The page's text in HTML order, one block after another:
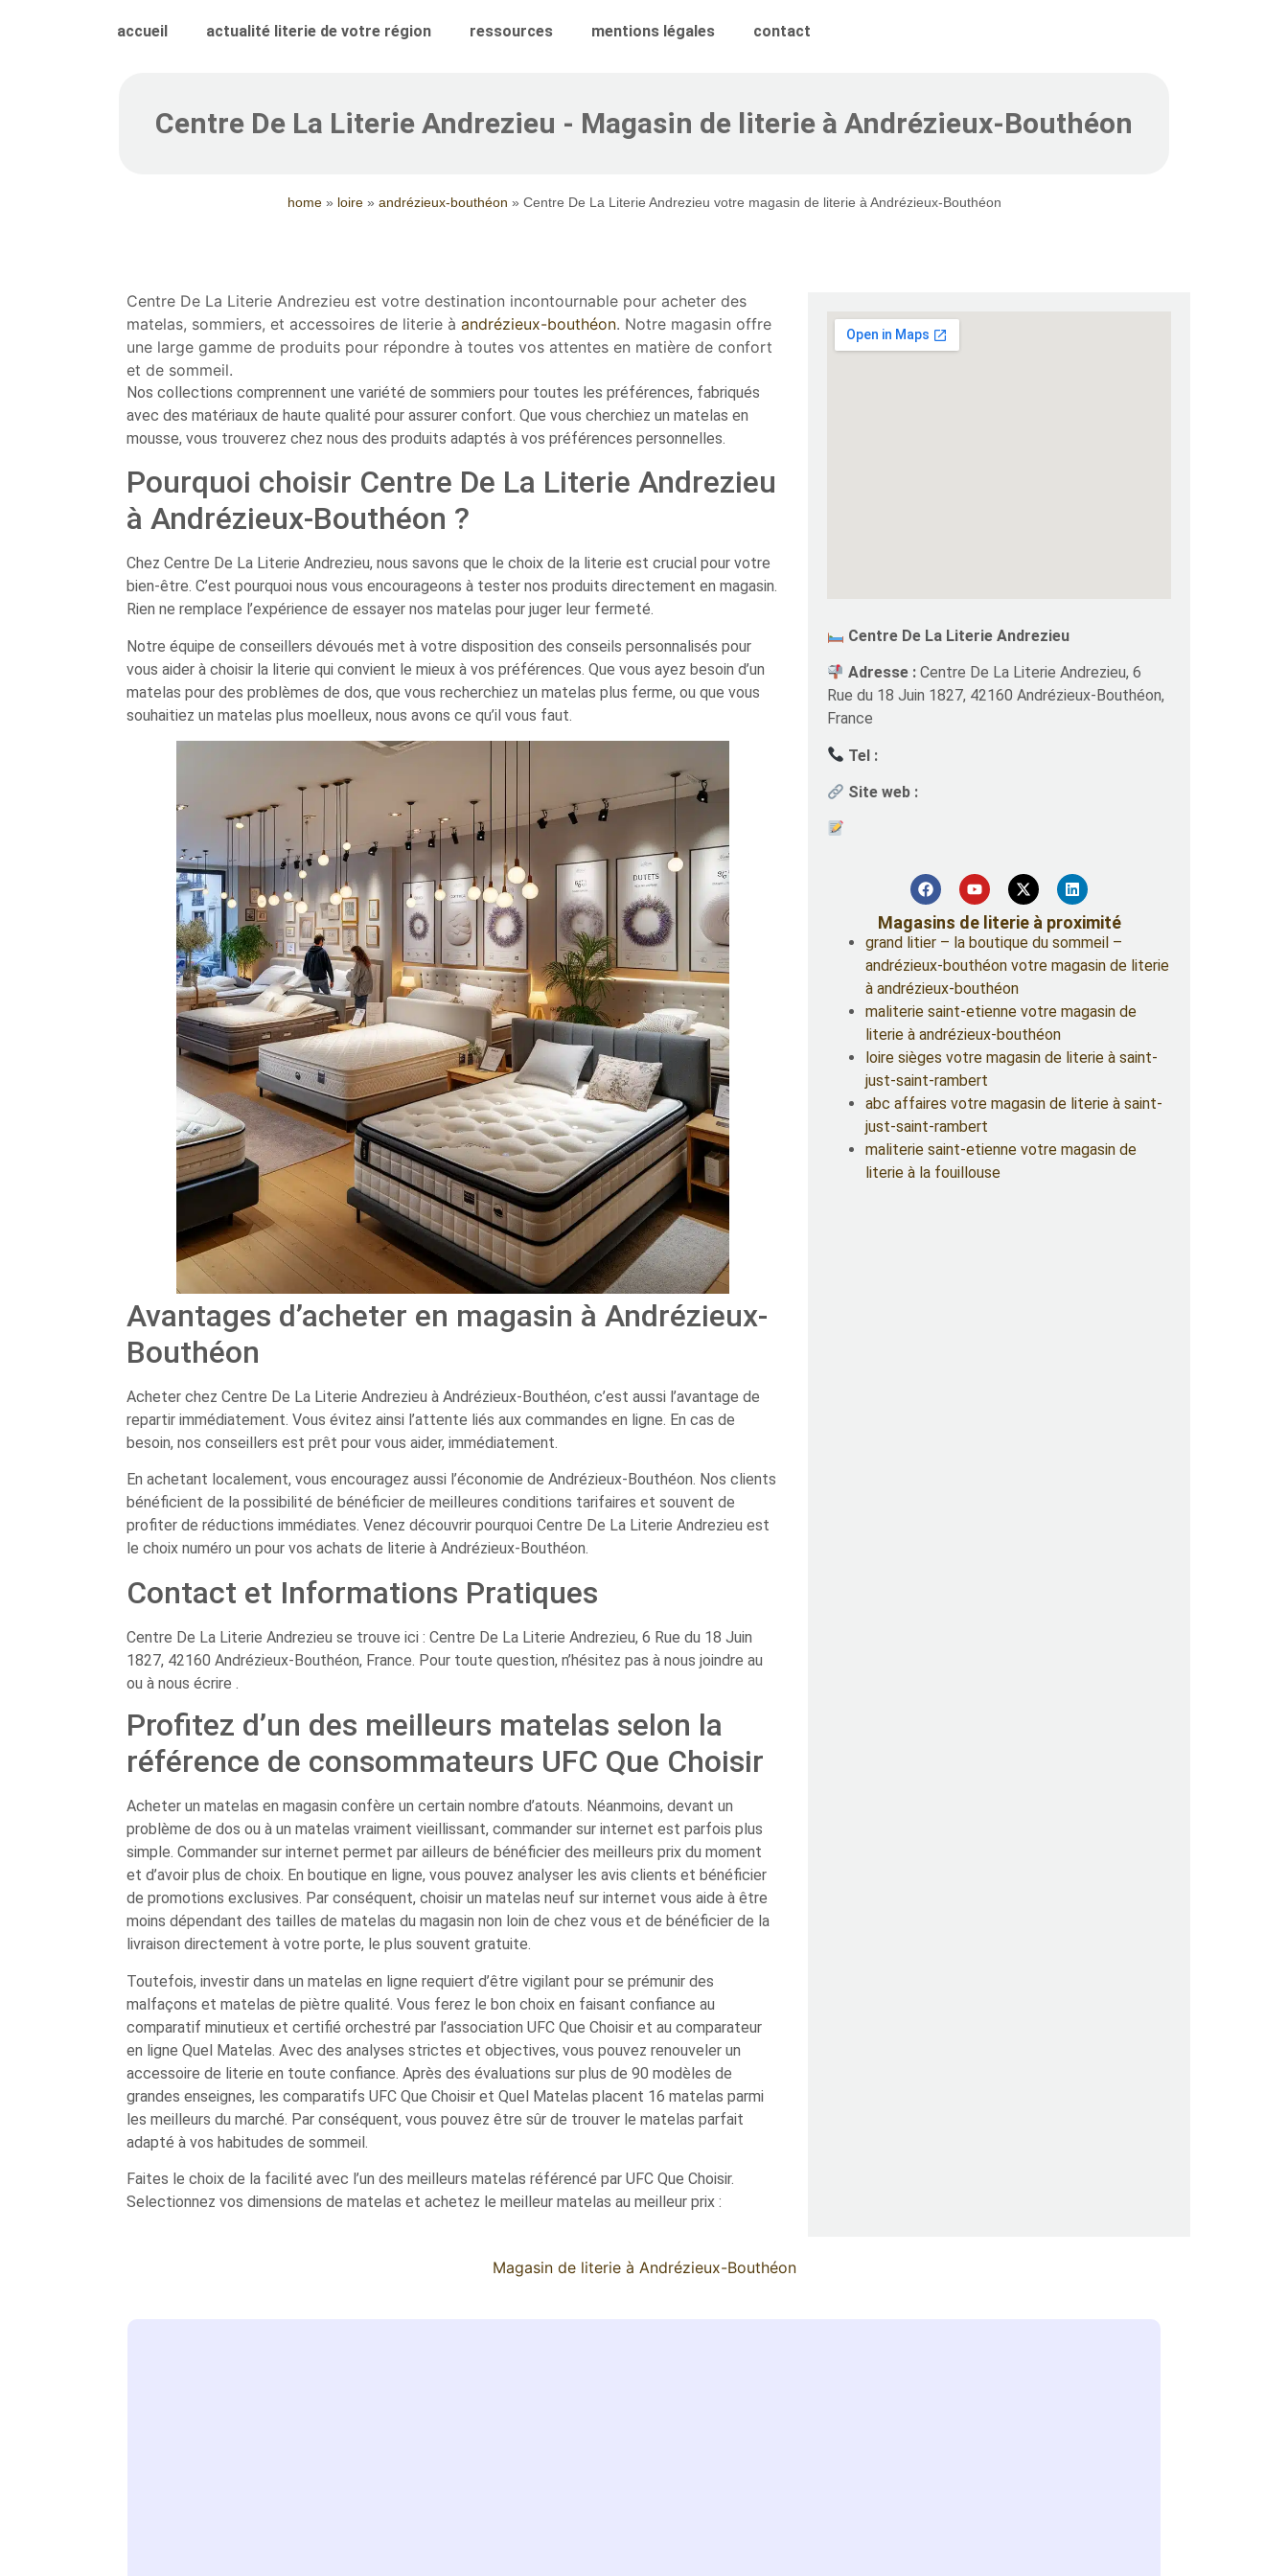
accueil actualité literie de votre région ressources mentions légales contact
Centre De La Literie Andrezieu - Magasin de literie à Andrézieux-Bouthéon
home» loire» andrézieux-bouthéon » Centre De La Literie Andrezieu votre magasin de literie à Andrézieux-Bouthéon
Centre De La Literie Andrezieu est votre destination incontournable pour acheter des
matelas, sommiers, et accessoires de literie à andrézieux-bouthéon. Notre magasin offre
une large gamme de produits pour répondre à toutes vos attentes en matière de confort
et de sommeil.
Nos collections comprennent une variété de sommiers pour toutes les préférences, fabriqués
avec des matériaux de haute qualité pour assurer confort. Que vous cherchiez un matelas en
mousse, vous trouverez chez nous des produits adaptés à vos préférences personnelles.
Pourquoi choisir Centre De La Literie Andrezieu
à Andrézieux-Bouthéon ?
Chez Centre De La Literie Andrezieu, nous savons que le choix de la literie est crucial pour votre
bien-être. C’est pourquoi nous vous encourageons à tester nos produits directement en magasin.
Rien ne remplace l’expérience de essayer nos matelas pour juger leur fermeté.
Notre équipe de conseillers dévoués met à votre disposition des conseils personnalisés pour
vous aider à choisir la literie qui convient le mieux à vos préférences. Que vous ayez besoin d’un
matelas pour des problèmes de dos, que vous recherchiez un matelas plus ferme, ou que vous
souhaitiez un matelas plus moelleux, nous avons ce qu’il vous faut.
Avantages d’acheter en magasin à Andrézieux-
Bouthéon
Acheter chez Centre De La Literie Andrezieu à Andrézieux-Bouthéon, c’est aussi l’avantage de
repartir immédiatement. Vous évitez ainsi l’attente liés aux commandes en ligne. En cas de
besoin, nos conseillers est prêt pour vous aider, immédiatement.
En achetant localement, vous encouragez aussi l’économie de Andrézieux-Bouthéon. Nos clients
bénéficient de la possibilité de bénéficier de meilleures conditions tarifaires et souvent de
profiter de réductions immédiates. Venez découvrir pourquoi Centre De La Literie Andrezieu est
le choix numéro un pour vos achats de literie à Andrézieux-Bouthéon.
Contact et Informations Pratiques
Centre De La Literie Andrezieu se trouve ici : Centre De La Literie Andrezieu, 6 Rue du 18 Juin
1827, 42160 Andrézieux-Bouthéon, France. Pour toute question, n’hésitez pas à nous joindre au
ou à nous écrire .
Profitez d’un des meilleurs matelas selon la
référence de consommateurs UFC Que Choisir
Acheter un matelas en magasin confère un certain nombre d’atouts. Néanmoins, devant un
problème de dos ou à un matelas vraiment vieillissant, commander sur internet est parfois plus
simple. Commander sur internet permet par ailleurs de bénéficier des meilleurs prix du moment
et d’avoir plus de choix. En boutique en ligne, vous pouvez analyser les avis clients et bénéficier
de promotions exclusives. Par conséquent, choisir un matelas neuf sur internet vous aide à être
moins dépendant des tailles de matelas du magasin non loin de chez vous et de bénéficier de la
livraison directement à votre porte, le plus souvent gratuite.
Toutefois, investir dans un matelas en ligne requiert d’être vigilant pour se prémunir des
malfaçons et matelas de piètre qualité. Vous ferez le bon choix en faisant confiance au
comparatif minutieux et certifié orchestré par l’association UFC Que Choisir et au comparateur
en ligne Quel Matelas. Avec des analyses strictes et objectives, vous pouvez renouveler un
accessoire de literie en toute confiance. Après des évaluations sur plus de 90 modèles de
grandes enseignes, les comparatifs UFC Que Choisir et Quel Matelas placent 16 matelas parmi
les meilleurs du marché. Par conséquent, vous pouvez être sûr de trouver le matelas parfait
adapté à vos habitudes de sommeil.
Faites le choix de la facilité avec l’un des meilleurs matelas référencé par UFC Que Choisir.
Selectionnez vos dimensions de matelas et achetez le meilleur matelas au meilleur prix :
Centre De La Literie Andrezieu
Adresse : Centre De La Literie Andrezieu, 6
Rue du 18 Juin 1827, 42160 Andrézieux-Bouthéon,
France
Tel :
Site web :
Magasins de literie à proximité
grand litier – la boutique du sommeil –
andrézieux-bouthéon votre magasin de literie
à andrézieux-bouthéon
maliterie saint-etienne votre magasin de
literie à andrézieux-bouthéon
loire sièges votre magasin de literie à saint-
just-saint-rambert
abc affaires votre magasin de literie à saint-
just-saint-rambert
maliterie saint-etienne votre magasin de
literie à la fouillouse
Magasin de literie à Andrézieux-Bouthéon